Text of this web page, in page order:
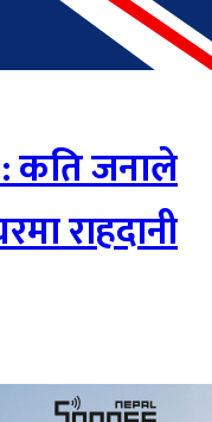
कति जनाले
राहदानी